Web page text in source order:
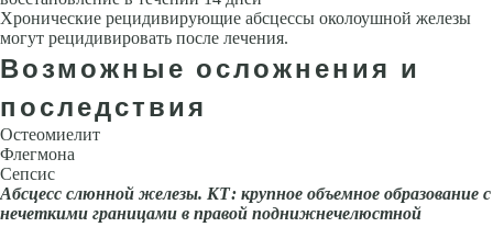
Хронические рецидивирующие абсцессы околоушной железы
могут рецидивировать после лечения.
Возможные осложнения и
последствия
Остеомиелит
Флегмона
Сепсис
Абсцесс слюнной железы. КТ: крупное объемное образование с
нечеткими грани­цами в правой поднижнечелюстной